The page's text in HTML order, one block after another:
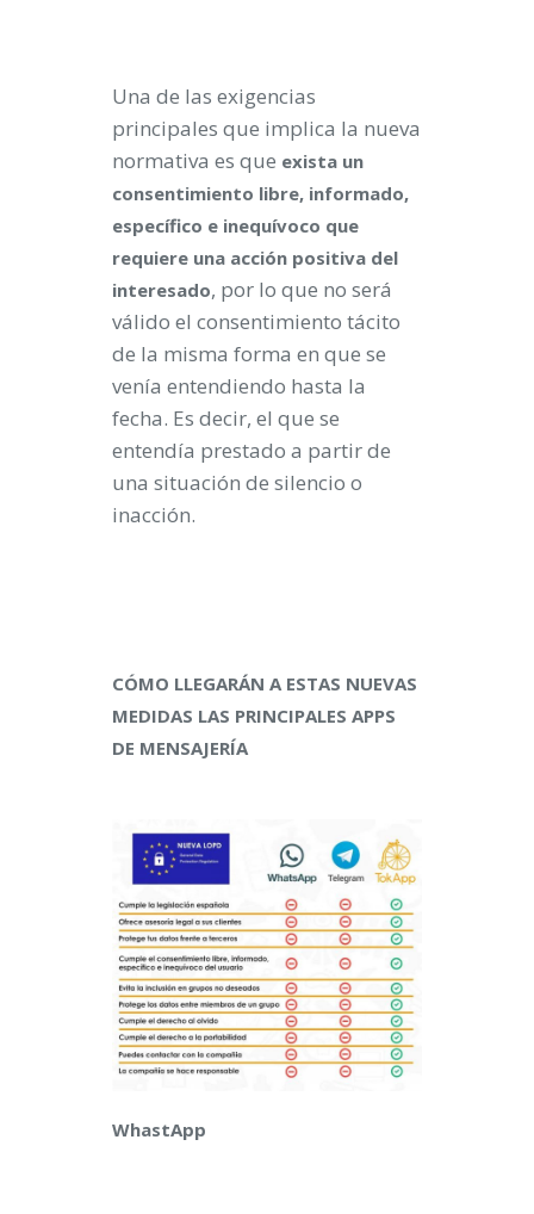
Una de las exigencias
principales que implica la nueva
normativa es que exista un
consentimiento libre, informado,
específico e inequívoco que
requiere una acción positiva del
interesado, por lo que no será
válido el consentimiento tácito
de la misma forma en que se
venía entendiendo hasta la
fecha. Es decir, el que se
entendía prestado a partir de
una situación de silencio o
inacción.
CÓMO LLEGARÁN A ESTAS NUEVAS
MEDIDAS LAS PRINCIPALES APPS
DE MENSAJERÍA
WhastApp